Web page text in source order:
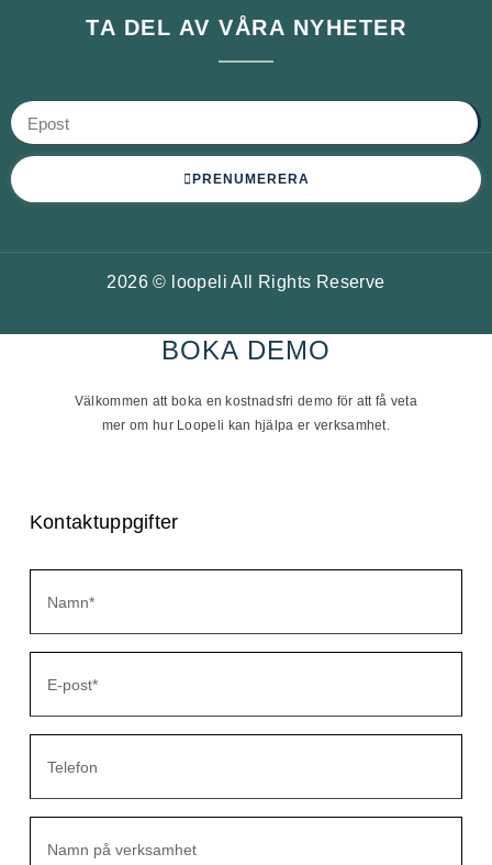
TA DEL AV VÅRA NYHETER
PRENUMERERA
2026 © loopeli All Rights Reserve
BOKA DEMO
Välkommen att boka en kostnadsfri demo för att få veta
mer om hur Loopeli kan hjälpa er verksamhet.
Kontaktuppgifter